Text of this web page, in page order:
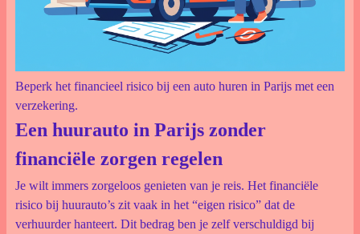
Beperk het financieel risico bij een auto huren in Parijs met een
verzekering.
Een huurauto in Parijs zonder
financiële zorgen regelen
Je wilt immers zorgeloos genieten van je reis. Het financiële
risico bij huurauto’s zit vaak in het “eigen risico” dat de
verhuurder hanteert. Dit bedrag ben je zelf verschuldigd bij